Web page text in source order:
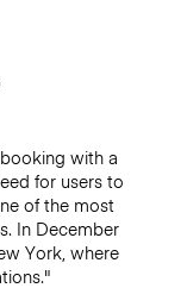
with a
for users to
of the most
In December
York, where